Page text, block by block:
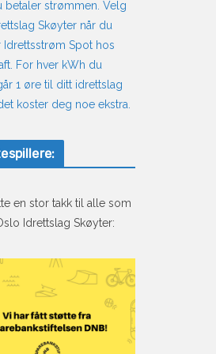
betaler strømmen. Velg
Skøyter når du
Idrettsstrøm Spot hos
For hver kWh du
1 øre til ditt idrettslag
koster deg noe ekstra.
en stor takk til alle som
Idrettslag Skøyter: